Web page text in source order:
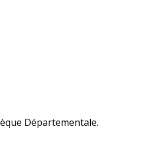
Départementale.